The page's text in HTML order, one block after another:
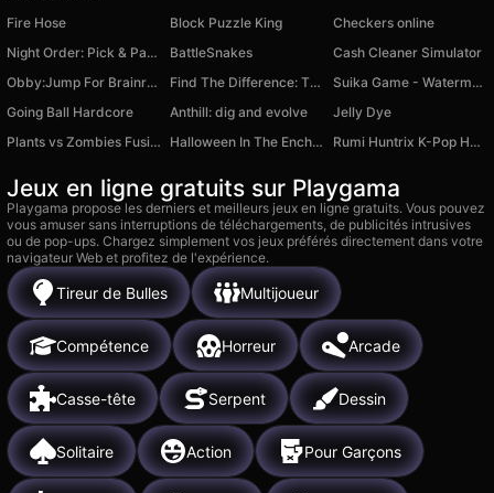
Fire Hose Block Puzzle King
Checkers online
Night Order: Pick & Pack
BattleSnakes
Cash Cleaner Simulator
Obby:Jump For Brainrots!
Find The Difference: The Best
Suika Game - Watermelon Game
Going Ball Hardcore
Anthill: dig and evolve
Jelly Dye
Plants vs Zombies Fusion Nightmare
Halloween In The Enchanted Forest Rumi Huntrix K-Pop Hunters
Jeux en ligne gratuits sur Playgama
Playgama propose les derniers et meilleurs jeux en ligne gratuits. Vous pouvez
vous amuser sans interruptions de téléchargements, de publicités intrusives
ou de pop-ups. Chargez simplement vos jeux préférés directement dans votre
navigateur Web et profitez de l'expérience.
Tireur de Bulles Multijoueur
Compétence Horreur Arcade
Casse-tête Serpent Dessin
Solitaire Action Pour Garçons